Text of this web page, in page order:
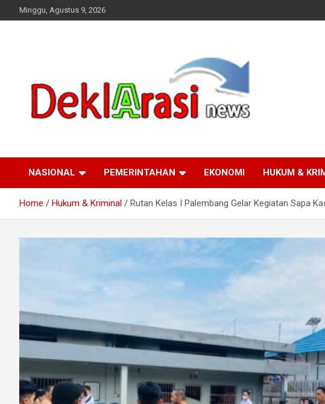
to
Minggu, Agustus 9, 2026
deklarasinews.com
NASIONAL PEMERINTAHAN EKONOMI HUKUM &
Home Hukum & Kriminal Rutan Kelas I Palembang Gelar Kegiatan Sapa